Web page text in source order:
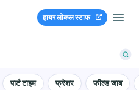
हायर लोकल स्टाफ
पार्ट टाइम फ्रेशर फील्ड जाब